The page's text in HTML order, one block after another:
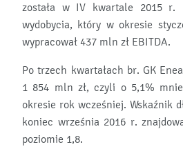
została w IV kwartale 2015 r.
wydobycia, który w okresie
wypracował 437 mln zł EBITDA.
Po trzech kwartałach br. GK
1 854 mln zł, czyli o 5,1%
okresie rok wcześniej. Wskaźnik
koniec września 2016 r.
poziomie 1,8.